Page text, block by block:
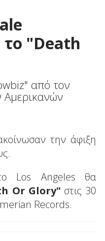
"Death
από τον
Αμερικανών
την άφιξη
Los Angeles θα
Or Glory" στις 30
Records.